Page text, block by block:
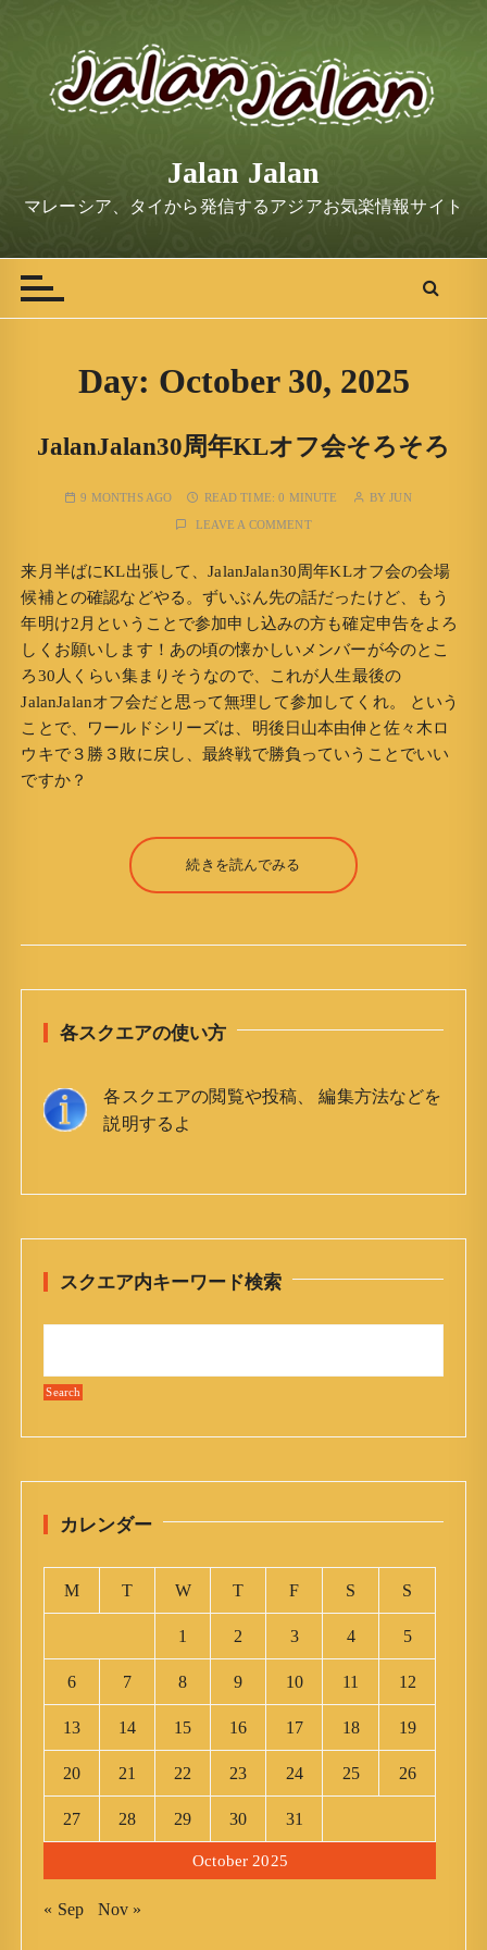
t
Jalan Jalan
マレーシア、タイから発信するアジアお気楽情報サイト
Day: October 30, 2025
JalanJalan30周年KLオフ会そろそろ
9 MONTHS AGO READ TIME:0 MINUTE BYJUN
LEAVE A COMMENT
来月半ばにKL出張して、JalanJalan30周年KLオフ会の会場
候補との確認などやる。ずいぶん先の話だったけど、もう
年明け2月ということで参加申し込みの方も確定申告をよろ
しくお願いします！あの頃の懐かしいメンバーが今のとこ
ろ30人くらい集まりそうなので、これが人生最後の
JalanJalanオフ会だと思って無理して参加してくれ。 という
ことで、ワールドシリーズは、明後日山本由伸と佐々木ロ
ウキで３勝３敗に戻し、最終戦で勝負っていうことでいい
ですか？
続きを読んでみる
各スクエアの使い方
各スクエアの閲覧や投稿、 編集方法などを
説明するよ
スクエア内キーワード検索
カレンダー
October 2025
M T W T F S S
1 2 3 4 5
6 7 8 9 10 11 12
13 14 15 16 17 18 19
20 21 22 23 24 25 26
27 28 29 30 31
« Sep Nov »